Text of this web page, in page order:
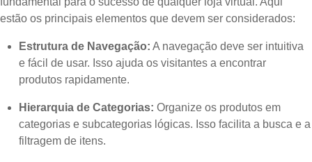
estão os principais elementos que devem ser considerados:
Estrutura de Navegação: A navegação deve ser intuitiva
e fácil de usar. Isso ajuda os visitantes a encontrar
produtos rapidamente.
Hierarquia de Categorias: Organize os produtos em
categorias e subcategorias lógicas. Isso facilita a busca e a
filtragem de itens.